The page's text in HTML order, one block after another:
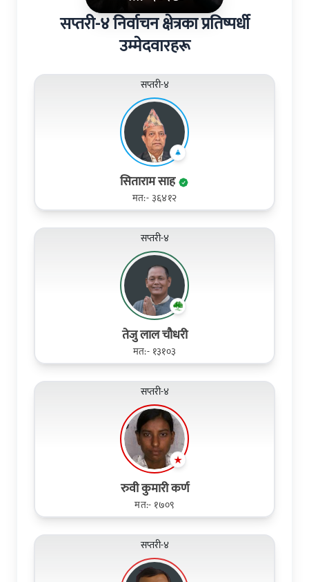
सप्तरी-४ निर्वाचन क्षेत्रका प्रतिष्पर्धी
उम्मेदवारहरू
सप्तरी-४
सिताराम साह
मत:- ३६४१२
सप्तरी-४
तेजु लाल चौधरी
मत:- १३१०३
सप्तरी-४
रुवी कुमारी कर्ण
मत:- १७०९
सप्तरी-४